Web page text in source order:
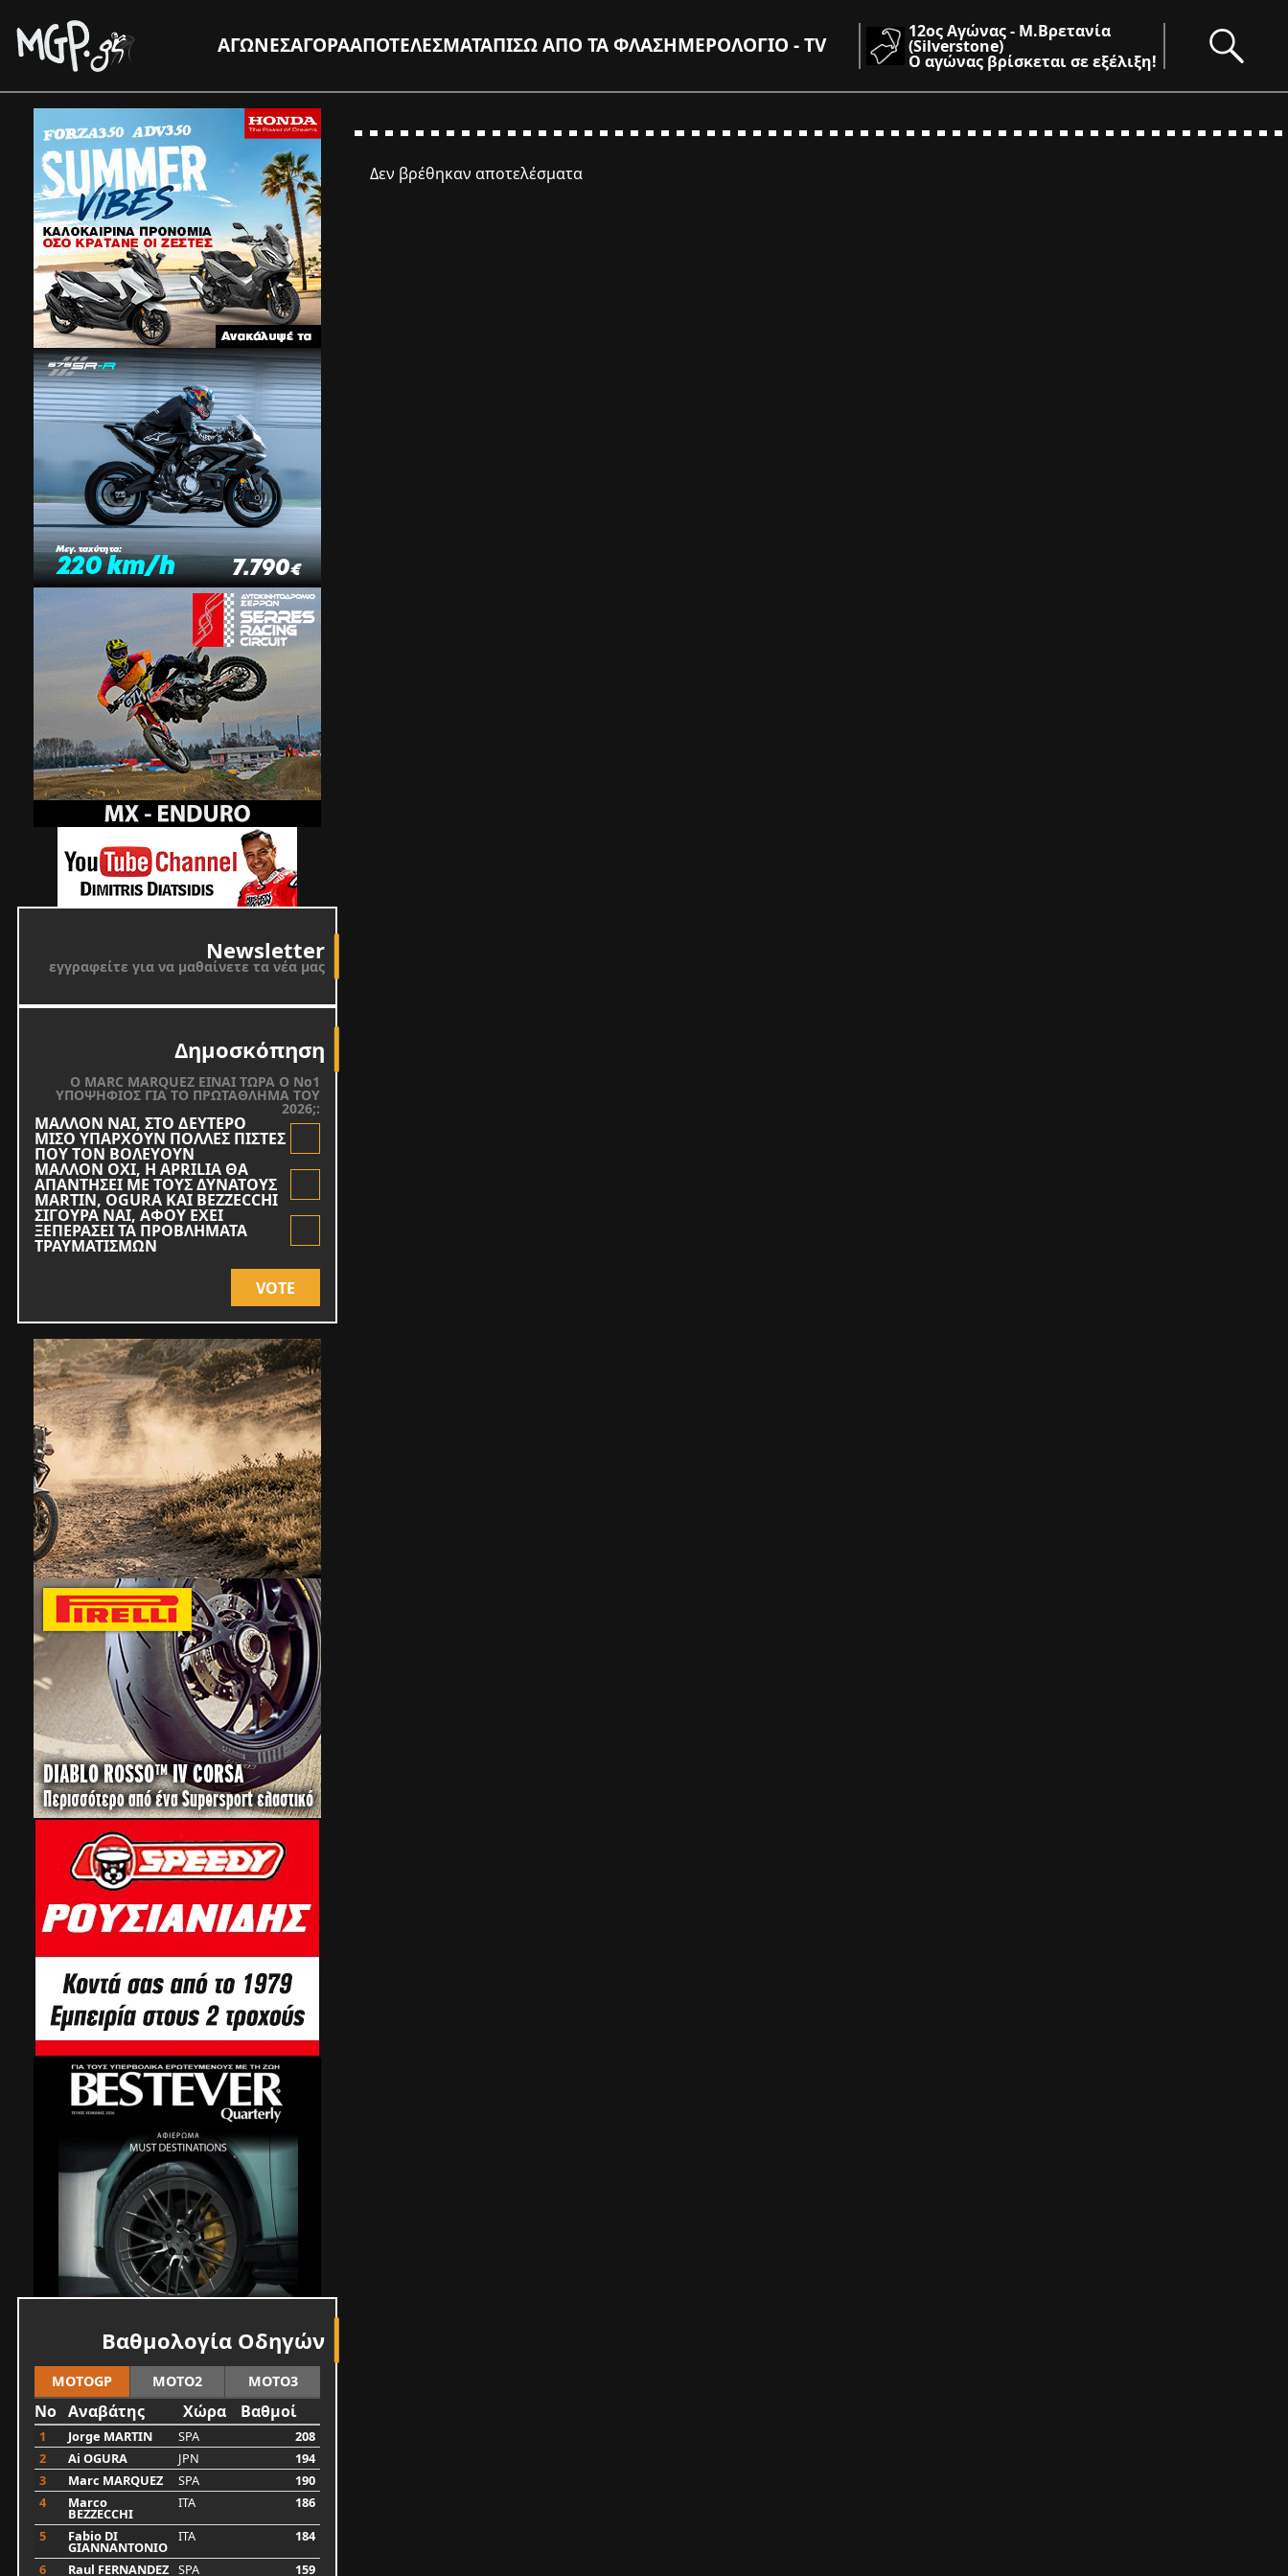
ΑΓΩΝΕΣΑΓΟΡΑΑΠΟΤΕΛΕΣΜΑΤΑΠΙΣΩ ΑΠΟ ΤΑ ΦΛΑΣΗΜΕΡΟΛΟΓΙΟ - TV
12ος Αγώνας - Μ.Βρετανία
(Silverstone)
Ο αγώνας βρίσκεται σε εξέλιξη!
Newsletter
εγγραφείτε για να μαθαίνετε τα νέα μας
Δημοσκόπηση
O MARC MARQUEZ ΕΙΝΑΙ ΤΩΡΑ Ο Νο1
ΥΠΟΨΗΦΙΟΣ ΓΙΑ ΤΟ ΠΡΩΤΑΘΛΗΜΑ ΤΟΥ
2026;:
ΜΑΛΛΟΝ ΝΑΙ, ΣΤΟ ΔΕΥΤΕΡΟ
ΜΙΣΟ ΥΠΑΡΧΟΥΝ ΠΟΛΛΕΣ ΠΙΣΤΕΣ
ΠΟΥ ΤΟΝ ΒΟΛΕΥΟΥΝ
ΜΑΛΛΟΝ ΟΧΙ, Η APRILIA ΘΑ
ΑΠΑΝΤΗΣΕΙ ΜΕ ΤΟΥΣ ΔΥΝΑΤΟΥΣ
MARTIN, OGURA KAI BEZZECCHI
ΣΙΓΟΥΡΑ ΝΑΙ, ΑΦΟΥ ΕΧΕΙ
ΞΕΠΕΡΑΣΕΙ ΤΑ ΠΡΟΒΛΗΜΑΤΑ
ΤΡΑΥΜΑΤΙΣΜΩΝ
VOTE
Δεν βρέθηκαν αποτελέσματα
Βαθμολογία Οδηγών
MOTOGP MOTO2 MOTO3
No Αναβάτης Χώρα Βαθμοί
1 Jorge MARTIN SPA
208
2
Ai OGURA JPN
194
3
Marc MARQUEZ SPA
190
4
Marco
BEZZECCHI
ITA
186
5
Fabio DI
GIANNANTONIO
ITA
184
6
Raul FERNANDEZ SPA 159